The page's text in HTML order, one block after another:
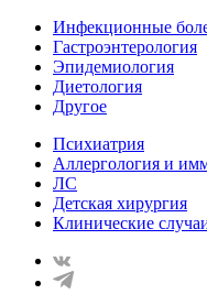
Инфекционные
Гастроэнтерология
Эпидемиология
Диетология
Другое
Психиатрия
Аллергология и
ЛС
Детская хирургия
Клинические